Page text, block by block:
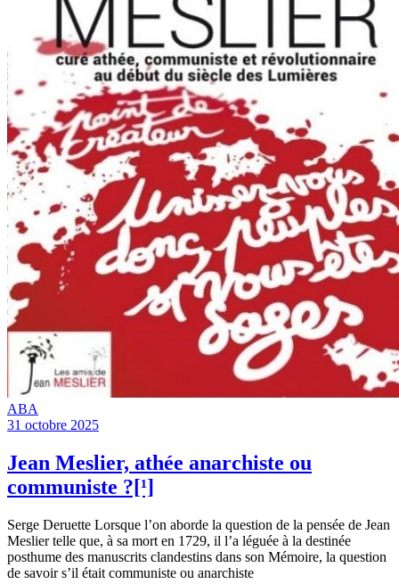
ABA
31 octobre 2025
Jean Meslier, athée anarchiste ou
communiste ?[¹]
Serge Deruette Lorsque l’on aborde la question de la pensée de Jean
Meslier telle que, à sa mort en 1729, il l’a léguée à la destinée
posthume des manuscrits clandestins dans son Mémoire, la question
de savoir s’il était communiste ou anarchiste